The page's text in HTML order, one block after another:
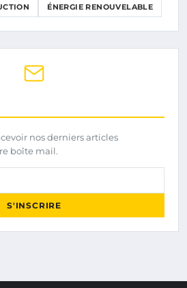
ÉNERGIE RENOUVELABLE
nos derniers articles
boîte mail.
S'INSCRIRE